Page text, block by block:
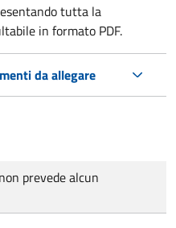
tutta la
in formato PDF.
da allegare
prevede alcun